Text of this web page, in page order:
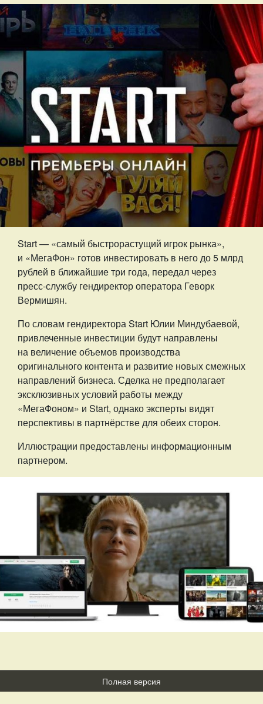
Start — «самый быстрорастущий игрок рынка»,
и «МегаФон» готов инвестировать в него до 5 млрд
рублей в ближайшие три года, передал через
пресс-службу гендиректор оператора Геворк
Вермишян.
По словам гендиректора Start Юлии Миндубаевой,
привлеченные инвестиции будут направлены
на величение объемов производства
оригинального контента и развитие новых смежных
направлений бизнеса. Сделка не предполагает
эксклюзивных условий работы между
«МегаФоном» и Start, однако эксперты видят
перспективы в партнёрстве для обеих сторон.
Иллюстрации предоставлены информационным
партнером.
Полная версия